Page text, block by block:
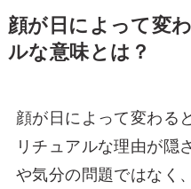
顔が日によって変
ルな意味とは？
顔が日によって変わる
リチュアルな理由が隠
や気分の問題ではなく